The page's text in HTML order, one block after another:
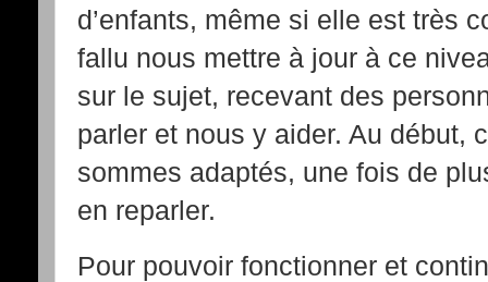
d’enfants, même si elle est très
fallu nous mettre à jour à ce
sur le sujet, recevant des
parler et nous y aider. Au début,
sommes adaptés, une fois de
en reparler.
Pour pouvoir fonctionner et